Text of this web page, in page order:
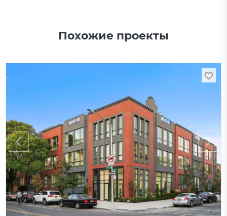
Похожие проекты